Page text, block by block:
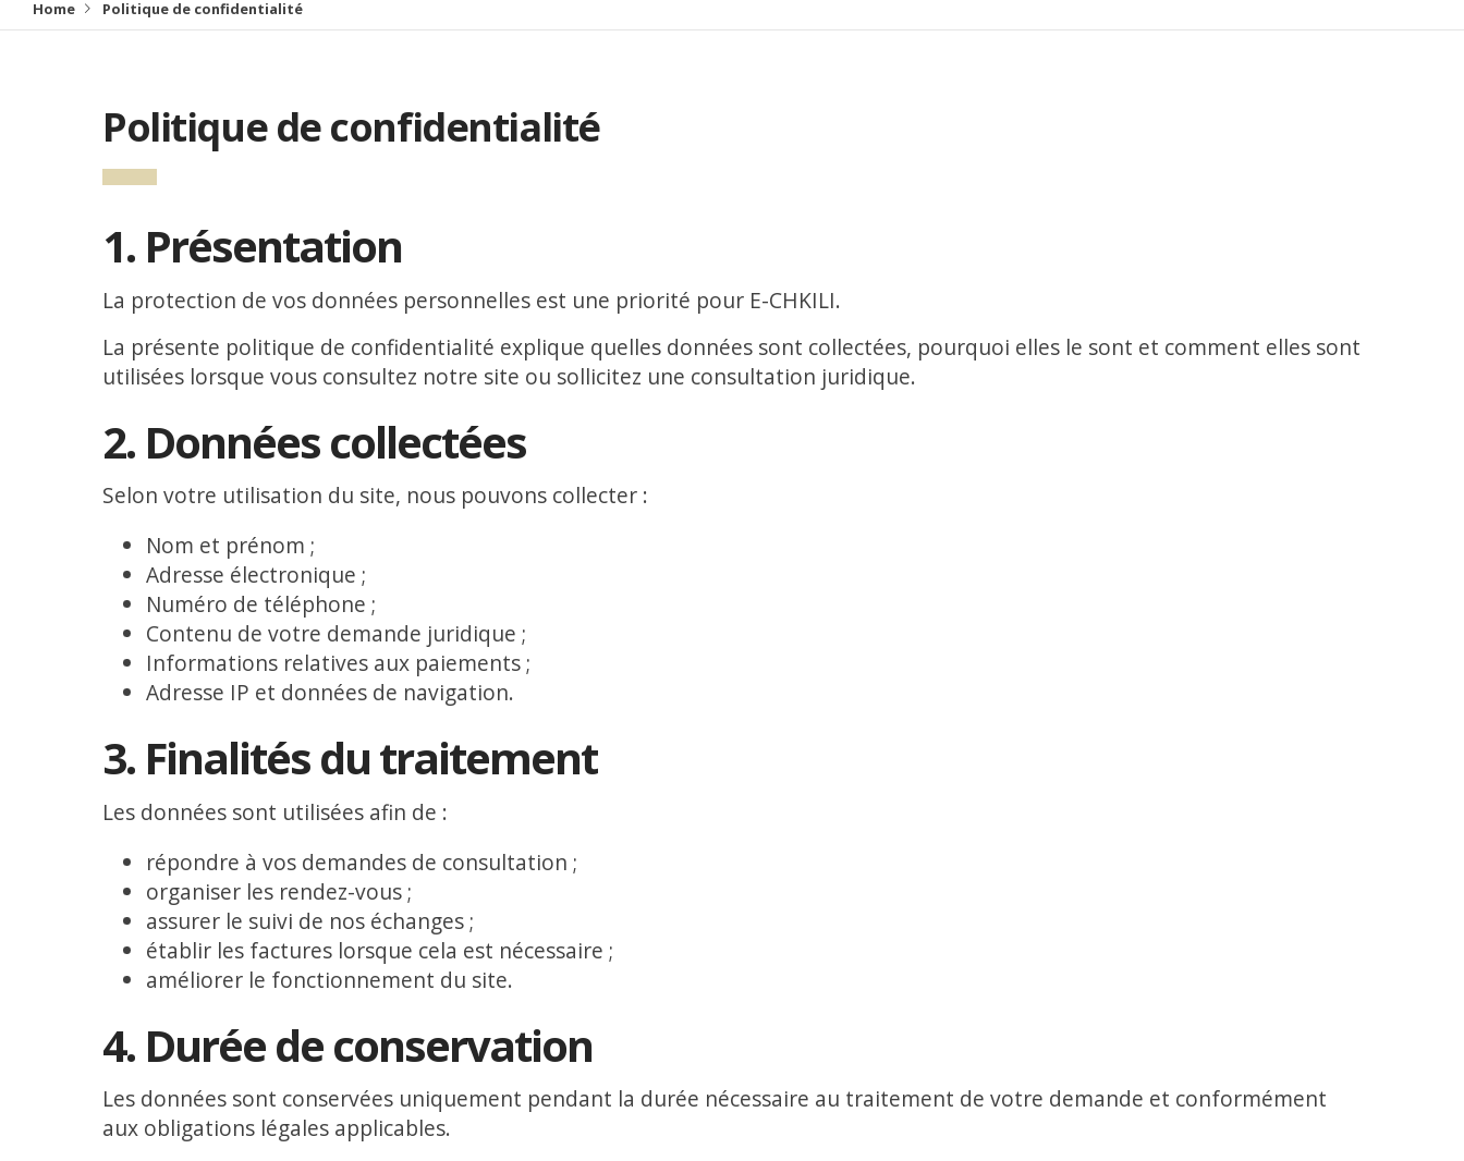
Home Politique de confidentialité
Politique de confidentialité
1. Présentation
La protection de vos données personnelles est une priorité pour E-CHKILI.
La présente politique de confidentialité explique quelles données sont collectées, pourquoi elles le sont et comment elles sont
utilisées lorsque vous consultez notre site ou sollicitez une consultation juridique.
2. Données collectées
Selon votre utilisation du site, nous pouvons collecter :
Nom et prénom ;
Adresse électronique ;
Numéro de téléphone ;
Contenu de votre demande juridique ;
Informations relatives aux paiements ;
Adresse IP et données de navigation.
3. Finalités du traitement
Les données sont utilisées afin de :
répondre à vos demandes de consultation ;
organiser les rendez-vous ;
assurer le suivi de nos échanges ;
établir les factures lorsque cela est nécessaire ;
améliorer le fonctionnement du site.
4. Durée de conservation
Les données sont conservées uniquement pendant la durée nécessaire au traitement de votre demande et conformément
aux obligations légales applicables.